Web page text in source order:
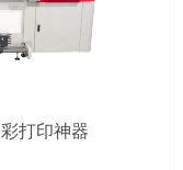
打印神器